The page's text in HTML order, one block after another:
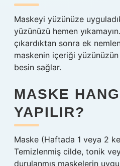
Maskeyi yüzünüze
yüzünüzü hemen
çıkardıktan sonra ek
maskenin içeriği
besin sağlar.
MASKE
YAPILIR?
Maske (Haftada 1 veya 2
Temizlenmiş cilde, tonik
durulanmış maskelerin